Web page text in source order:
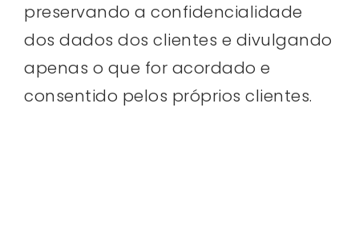
preservando a confidencialidade
dos dados dos clientes e divulgando
apenas o que for acordado e
consentido pelos próprios clientes.